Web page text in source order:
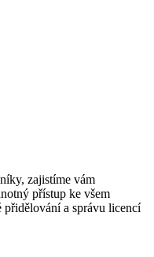
zajistíme vám
přístup ke všem
přidělování a správu licencí